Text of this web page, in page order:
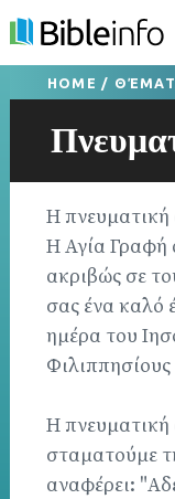
HOME /
Η
Η Αγία Γραφή
ακριβώς σε
σας ένα καλό
ημέρα του
Φιλιππησίους
Η πνευματική
σταματούμε
αναφέρει: